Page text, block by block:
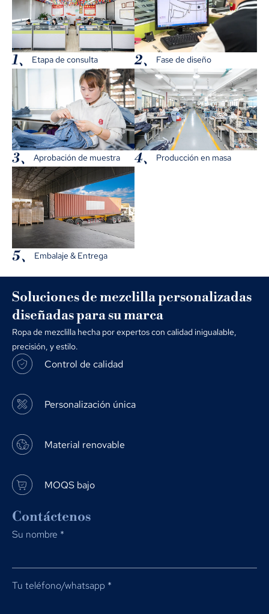
1、 Etapa de consulta 2、 Fase de diseño
3、 Aprobación de muestra 4、 Producción en masa
5、 Embalaje & Entrega
Soluciones de mezclilla personalizadas
diseñadas para su marca
Ropa de mezclilla hecha por expertos con calidad inigualable,
precisión, y estilo.
Control de calidad
Personalización única
Material renovable
MOQS bajo
Contáctenos
Su nombre *
Tu teléfono/whatsapp *